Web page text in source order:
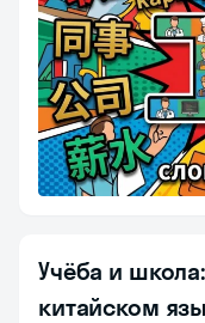
Учёба и
китайском